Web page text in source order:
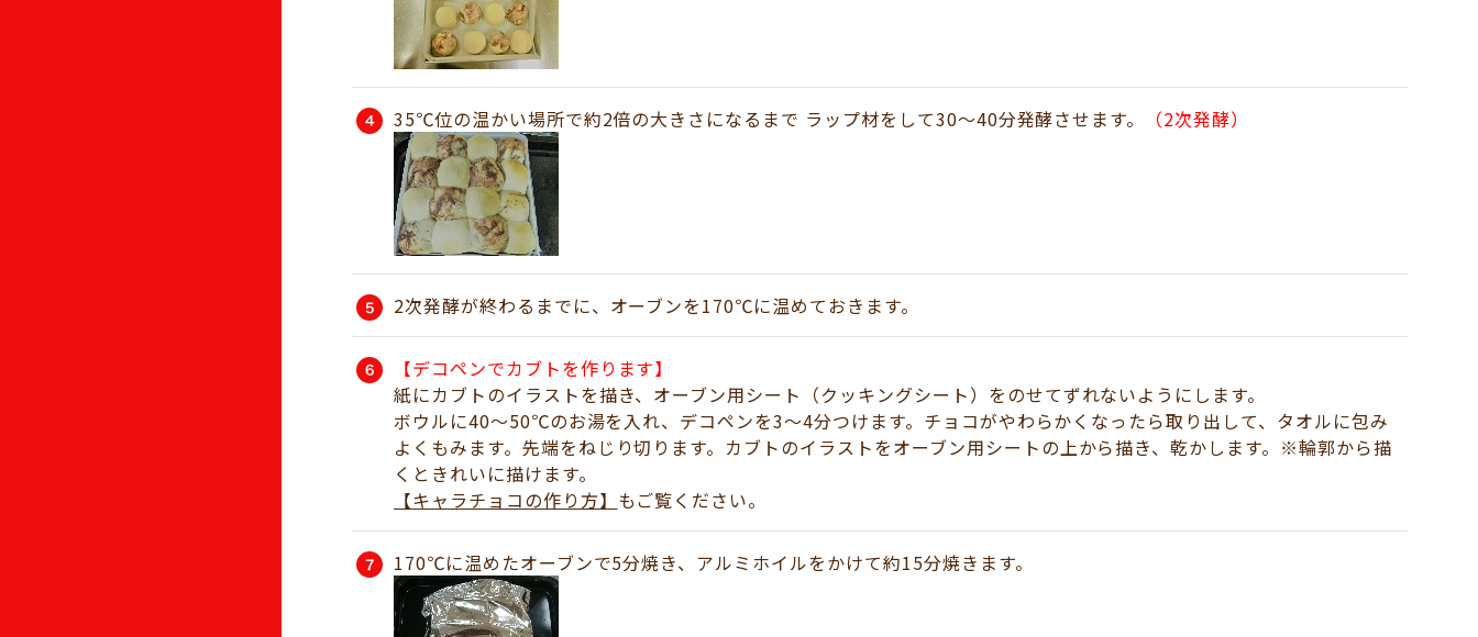
35℃位の温かい場所で約2倍の大きさになるまで ラップ材をして30～40分発酵させます。 （2次発酵）
2次発酵が終わるまでに、オーブンを170℃に温めておきます。
【デコペンでカブトを作ります】
紙にカブトのイラストを描き、オーブン用シート（クッキングシート）をのせてずれないようにします。
ボウルに40～50℃のお湯を入れ、デコペンを3～4分つけます。チョコがやわらかくなったら取り出して、タオルに包み
よくもみます。先端をねじり切ります。カブトのイラストをオーブン用シートの上から描き、乾かします。※輪郭から描
くときれいに描けます。
【キャラチョコの作り方】 もご覧ください。
170℃に温めたオーブンで5分焼き、アルミホイルをかけて約15分焼きます。